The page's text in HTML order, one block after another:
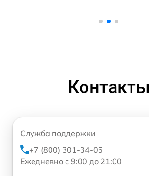
Контакты
Служба поддержки
+7 (800) 301-34-05
Ежедневно с 9:00 до 21:00